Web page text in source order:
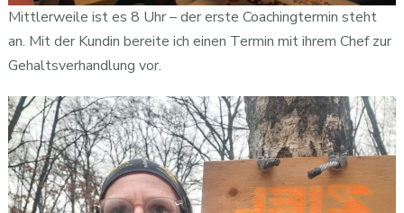
Mittlerweile ist es 8 Uhr – der erste Coachingtermin steht
an. Mit der Kundin bereite ich einen Termin mit ihrem Chef zur
Gehaltsverhandlung vor.